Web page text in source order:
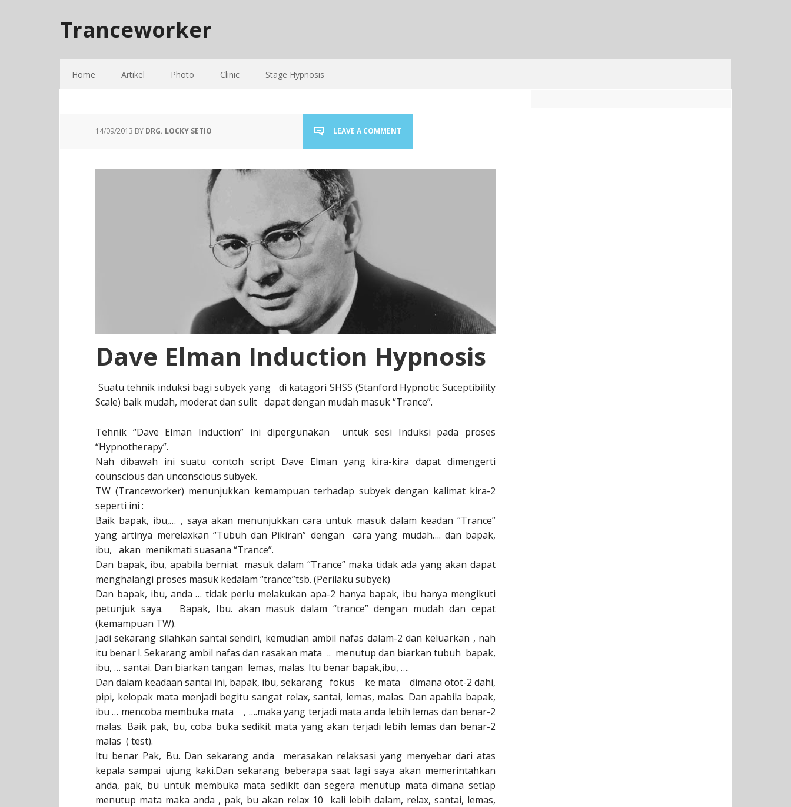
Tranceworker
Home Artikel Photo Clinic Stage Hypnosis
14/09/2013 BY DRG. LOCKY SETIO LEAVE A COMMENT
Dave Elman Induction Hypnosis
Suatu tehnik induksi bagi subyek yang di katagori SHSS (Stanford Hypnotic Suceptibility
Scale) baik mudah, moderat dan sulit dapat dengan mudah masuk “Trance”.
Tehnik “Dave Elman Induction” ini dipergunakan untuk sesi Induksi pada proses
“Hypnotherapy”.
Nah dibawah ini suatu contoh script Dave Elman yang kira-kira dapat dimengerti
counscious dan unconscious subyek.
TW (Tranceworker) menunjukkan kemampuan terhadap subyek dengan kalimat kira-2
seperti ini :
Baik bapak, ibu,… , saya akan menunjukkan cara untuk masuk dalam keadan “Trance”
yang artinya merelaxkan “Tubuh dan Pikiran” dengan cara yang mudah…. dan bapak,
ibu, akan menikmati suasana “Trance”.
Dan bapak, ibu, apabila berniat masuk dalam “Trance” maka tidak ada yang akan dapat
menghalangi proses masuk kedalam “trance”tsb. (Perilaku subyek)
Dan bapak, ibu, anda … tidak perlu melakukan apa-2 hanya bapak, ibu hanya mengikuti
petunjuk saya. Bapak, Ibu. akan masuk dalam “trance” dengan mudah dan cepat
(kemampuan TW).
Jadi sekarang silahkan santai sendiri, kemudian ambil nafas dalam-2 dan keluarkan , nah
itu benar !. Sekarang ambil nafas dan rasakan mata .. menutup dan biarkan tubuh bapak,
ibu, … santai. Dan biarkan tangan lemas, malas. Itu benar bapak,ibu, ….
Dan dalam keadaan santai ini, bapak, ibu, sekarang fokus ke mata dimana otot-2 dahi,
pipi, kelopak mata menjadi begitu sangat relax, santai, lemas, malas. Dan apabila bapak,
ibu … mencoba membuka mata , ….maka yang terjadi mata anda lebih lemas dan benar-2
malas. Baik pak, bu, coba buka sedikit mata yang akan terjadi lebih lemas dan benar-2
malas ( test).
Itu benar Pak, Bu. Dan sekarang anda merasakan relaksasi yang menyebar dari atas
kepala sampai ujung kaki.Dan sekarang beberapa saat lagi saya akan memerintahkan
anda, pak, bu untuk membuka mata sedikit dan segera menutup mata dimana setiap
menutup mata maka anda , pak, bu akan relax 10 kali lebih dalam, relax, santai, lemas,